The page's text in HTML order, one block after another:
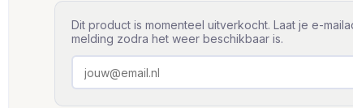
Dit product is momenteel uitverkocht. Laat je e-
melding zodra het weer beschikbaar is.